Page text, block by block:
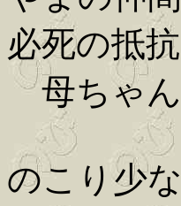
必死の抵
母ちゃん
のこり少